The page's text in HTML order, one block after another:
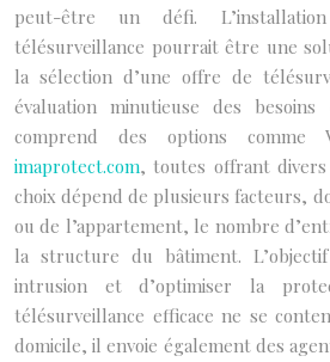
peut-être un défi.
télésurveillance pourrait être une
la sélection d’une offre de
évaluation minutieuse des
comprend des options
imaprotect.com, toutes offrant divers
choix dépend de plusieurs facteurs,
ou de l’appartement, le nombre
la structure du bâtiment.
intrusion et d’optimiser la
télésurveillance efficace ne se
domicile, il envoie également des